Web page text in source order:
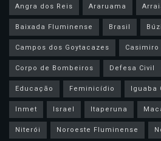
Angra dos Reis Araruama
Baixada Fluminense
Brasil
Campos dos Goytacazes
Corpo de Bombeiros
Defesa Civil
Educação
Feminicídio Iguaba
Inmet
Israel Itaperuna
Niterói
Noroeste Fluminense